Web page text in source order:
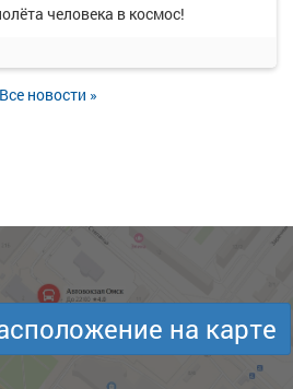
человека в космос!
Все новости »
на карте